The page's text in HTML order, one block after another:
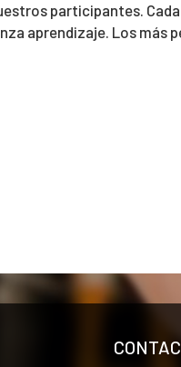
participantes.
aprendizaje. Los más